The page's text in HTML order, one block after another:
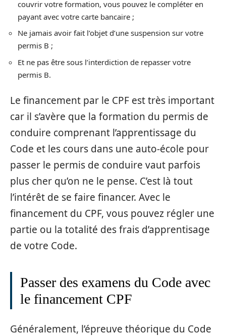
couvrir votre formation, vous pouvez le compléter en
payant avec votre carte bancaire ;
Ne jamais avoir fait l’objet d’une suspension sur votre
permis B ;
Et ne pas être sous l’interdiction de repasser votre
permis B.
Le financement par le CPF est très important
car il s’avère que la formation du permis de
conduire comprenant l’apprentissage du
Code et les cours dans une auto-école pour
passer le permis de conduire vaut parfois
plus cher qu’on ne le pense. C’est là tout
l’intérêt de se faire financer. Avec le
financement du CPF, vous pouvez régler une
partie ou la totalité des frais d’apprentisage
de votre Code.
Passer des examens du Code avec
le financement CPF
Généralement, l’épreuve théorique du Code